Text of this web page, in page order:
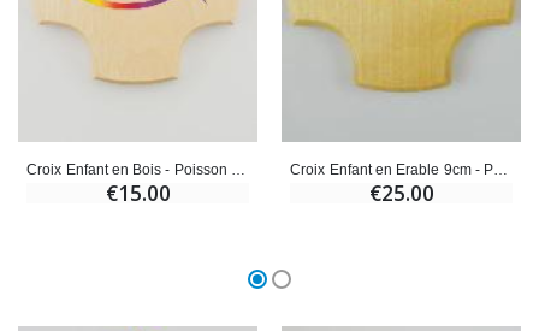
€15.00
Croix Enfant en Erable 9cm - Poisson Ichtus en Verre
€25.00